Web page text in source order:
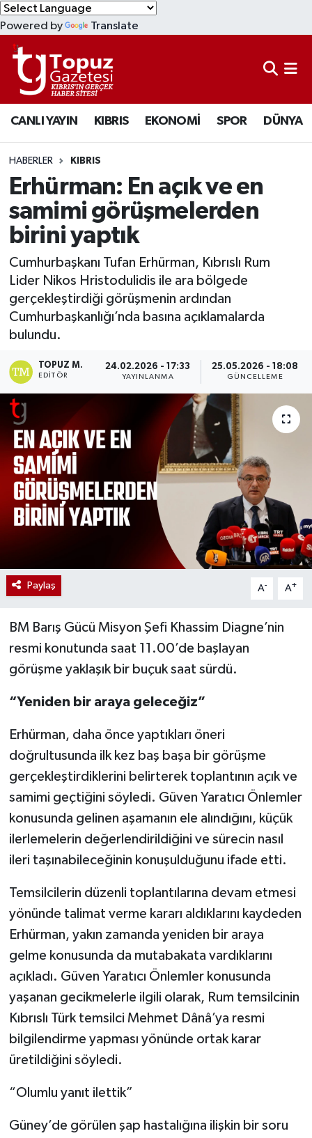
Powered by Translate
CANLI YAYIN KIBRIS EKONOMİ SPOR DÜNYA
HABERLER KIBRIS
Erhürman: En açık ve en
samimi görüşmelerden
birini yaptık
Cumhurbaşkanı Tufan Erhürman, Kıbrıslı Rum
Lider Nikos Hristodulidis ile ara bölgede
gerçekleştirdiği görüşmenin ardından
Cumhurbaşkanlığı’nda basına açıklamalarda
bulundu.
TOPUZ M.
EDITÖR
24.02.2026 - 17:33
YAYINLANMA
25.05.2026 - 18:08
GÜNCELLEME
Paylaş A- A+
BM Barış Gücü Misyon Şefi Khassim Diagne’nin
resmi konutunda saat 11.00’de başlayan
görüşme yaklaşık bir buçuk saat sürdü.
“Yeniden bir araya geleceğiz”
Erhürman, daha önce yaptıkları öneri
doğrultusunda ilk kez baş başa bir görüşme
gerçekleştirdiklerini belirterek toplantının açık ve
samimi geçtiğini söyledi. Güven Yaratıcı Önlemler
konusunda gelinen aşamanın ele alındığını, küçük
ilerlemelerin değerlendirildiğini ve sürecin nasıl
ileri taşınabileceğinin konuşulduğunu ifade etti.
Temsilcilerin düzenli toplantılarına devam etmesi
yönünde talimat verme kararı aldıklarını kaydeden
Erhürman, yakın zamanda yeniden bir araya
gelme konusunda da mutabakata vardıklarını
açıkladı. Güven Yaratıcı Önlemler konusunda
yaşanan gecikmelerle ilgili olarak, Rum temsilcinin
Kıbrıslı Türk temsilci Mehmet Dânâ’ya resmi
bilgilendirme yapması yönünde ortak karar
üretildiğini söyledi.
“Olumlu yanıt ilettik”
Güney’de görülen şap hastalığına ilişkin bir soru
KIBRIS
DÜNYA
EKONOMİ
MAGAZİN
SAĞLIK
SPOR
TEKNOLOJİ
TÜRKİYE
Lefkoşa Nöbetçi Eczaneler
Lefkoşa Hava Durumu
Lefkoşa Trafik Yoğunluk Haritası
Süper Lig Puan Durumu ve Fikstür
Tüm Manşetler
Son Dakika Haberleri
Haber Arşivi